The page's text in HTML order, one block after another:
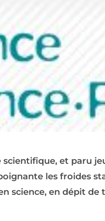
et paru
les froides
science, en dépit de